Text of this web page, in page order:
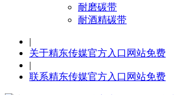
耐磨碳带
耐酒精碳带
|
关于精东传媒官方入口网站免费
|
联系精东传媒官方入口网站免费